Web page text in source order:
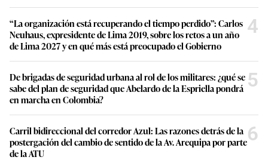
“La organización está recuperando el tiempo perdido”: Carlos
Neuhaus, expresidente de Lima 2019, sobre los retos a un año
de Lima 2027 y en qué más está preocupado el Gobierno
4
De brigadas de seguridad urbana al rol de los militares: ¿qué se
sabe del plan de seguridad que Abelardo de la Espriella pondrá
en marcha en Colombia?
5
Carril bidireccional del corredor Azul: Las razones detrás de la
postergación del cambio de sentido de la Av. Arequipa por parte
de la ATU
6